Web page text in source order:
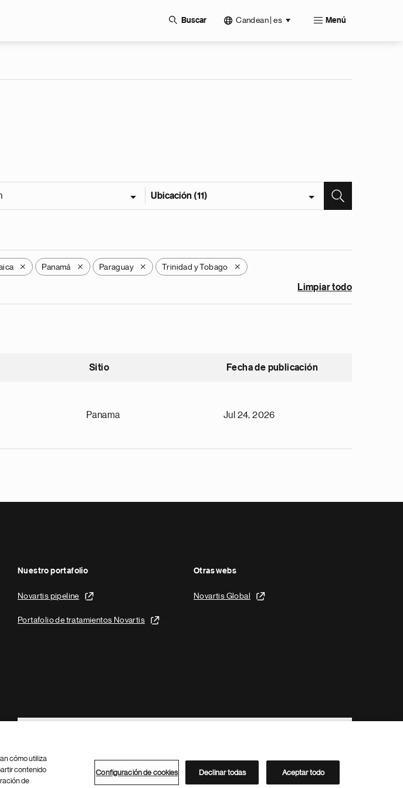
Buscar Candean | es Menú
Ubicación (11)
X Panamá X Paraguay X Trinidad y Tobago X
Limpiar todo
Sitio Fecha de publicación
Panama Jul 24, 2026
Nuestro portafolio
Novartis pipeline
Portafolio de tratamientos Novartis
Otras webs
Novartis Global
Footer Site Search
Directorio de Novartis
cómo utiliza
contenido
de
Configuración de cookies Declinar todas Aceptar todo